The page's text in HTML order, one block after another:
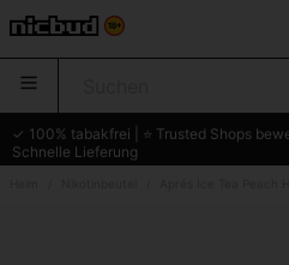
✓ 100% tabakfrei | ⭐ Trusted Shops
Schnelle Lieferung